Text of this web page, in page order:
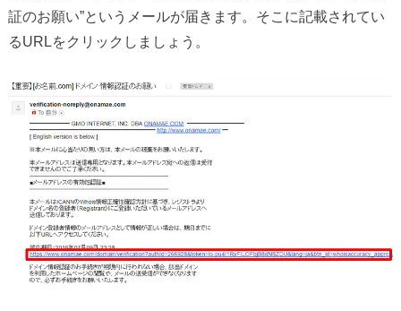
証のお願い”というメールが届きます。そこに記載されてい
るURLをクリックしましょう。